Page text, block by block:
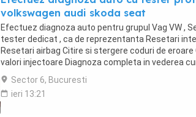
volkswagen audi skoda seat
Efectuez diagnoza auto pentru grupul Vag VW ,
tester dedicat , ca de reprezentanta Resetari
Resetari airbag Citire si stergere coduri de eroare
valori injectoare Diagnoza completa in vederea
diagnoza si la alte marci ...
Sector 6, Bucuresti
ieri 13:21